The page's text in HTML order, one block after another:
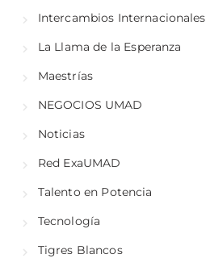
Intercambios Internacionales
La Llama de la Esperanza
Maestrías
NEGOCIOS UMAD
Noticias
Red ExaUMAD
Talento en Potencia
Tecnología
Tigres Blancos